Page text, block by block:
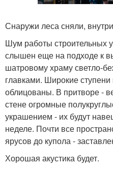
Снаружи леса сняли,
Шум работы строительных
слышен еще на подходе к
шатровому храму светло-
главками. Широкие
облицованы. В притворе -
стене огромные
украшением - их будут
неделе. Почти все
ярусов до купола -
Хорошая акустика будет.